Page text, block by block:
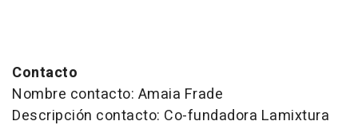
Contacto
Nombre contacto: Amaia Frade
Descripción contacto: Co-fundadora Lamixtura